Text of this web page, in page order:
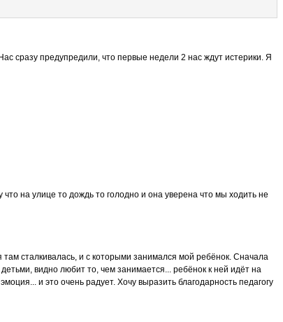
сразу предупредили, что первые недели 2 нас ждут истерики. Я
на улице то дождь то голодно и она уверена что мы ходить не
сталкивалась, и с которыми занимался мой ребёнок. Сначала
видно любит то, чем занимается... ребёнок к ней идёт на
и это очень радует. Хочу выразить благодарность педагогу